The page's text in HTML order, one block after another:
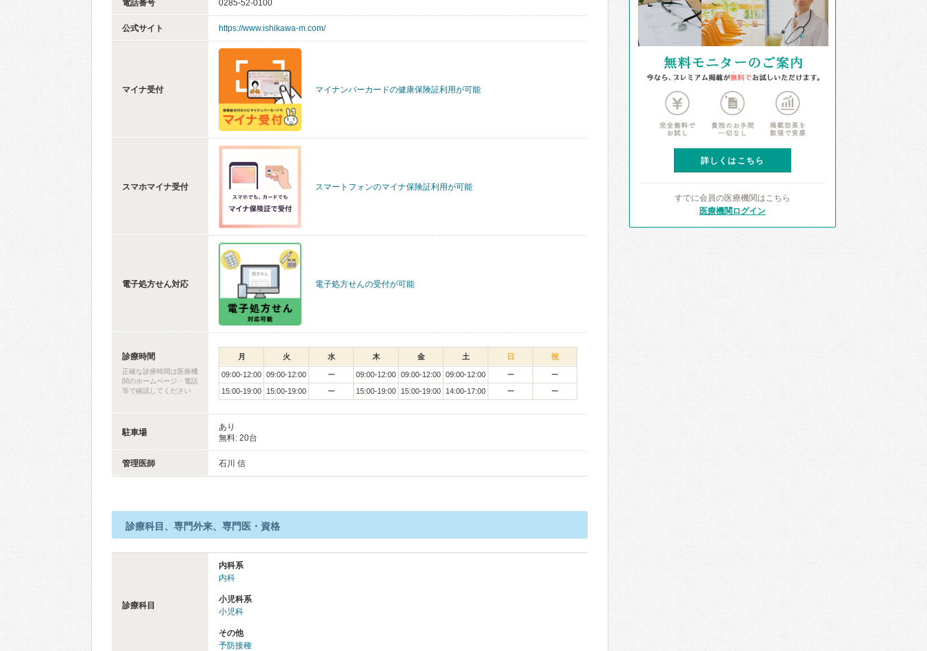
電話番号 0285-52-0100
公式サイト https://www.ishikawa-m.com/
マイナ受付 マイナンバーカードの健康保険証利用が可能
スマホマイナ受付 スマートフォンのマイナ保険証利用が可能
電子処方せん対応 電子処方せんの受付が可能
診療時間
正確な診療時間は医療機
関のホームページ・電話
等で確認してください
月 火 水 木 金 土 日 祝
09:00-12:00 09:00-12:00 ー 09:00-12:00 09:00-12:00 09:00-12:00 ー
ー
15:00-19:00
15:00-19:00 ー 15:00-19:00 15:00-19:00 14:00-17:00 ー ー
駐車場
あり
無料: 20台
管理医師 石川 信
診療科目、専門外来、専門医・資格
診療科目
内科系
内科
小児科系
小児科
その他
予防接種
詳しくはこちら
すでに会員の医療機関はこちら
医療機関ログイン